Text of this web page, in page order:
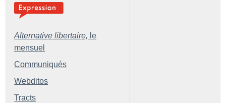
Alternative libertaire, le
mensuel
Communiqués
Webditos
Tracts